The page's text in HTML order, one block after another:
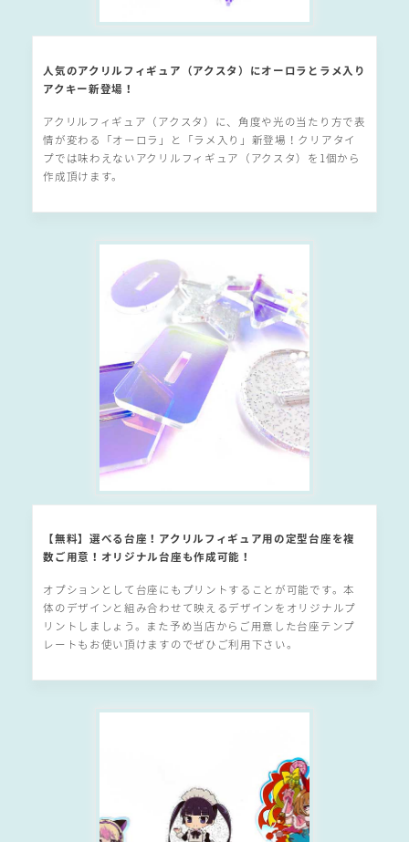
人気のアクリルフィギュア（アクスタ）にオーロラとラメ入り
アクキー新登場！
アクリルフィギュア（アクスタ）に、角度や光の当たり方で表
情が変わる「オーロラ」と「ラメ入り」新登場！クリアタイ
プでは味わえないアクリルフィギュア（アクスタ）を1個から
作成頂けます。
【無料】選べる台座！アクリルフィギュア用の定型台座を複
数ご用意！オリジナル台座も作成可能！
オプションとして台座にもプリントすることが可能です。本
体のデザインと組み合わせて映えるデザインをオリジナルプ
リントしましょう。また予め当店からご用意した台座テンプ
レートもお使い頂けますのでぜひご利用下さい。